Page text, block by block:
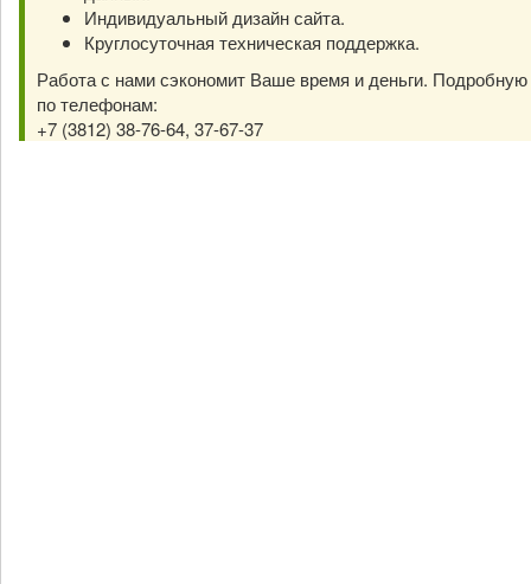
Индивидуальный дизайн сайта.
Круглосуточная техническая поддержка.
Работа с нами сэкономит Ваше время и деньги.
по телефонам:
+7 (3812) 38-76-64, 37-67-37